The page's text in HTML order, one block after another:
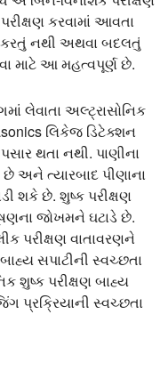
કરવામાં આવતા
નથી અથવા બદલતું
માટે આ મહત્વપૂર્ણ છે.
લેવાતા અલ્ટ્રાસોનિક
લિકેજ ડિટેક્શન
થતા નથી. પાણીના
છે અને ત્યારબાદ પીણાના
શકે છે. શુષ્ક પરીક્ષણ
જોખમને ઘટાડે છે.
પરીક્ષણ વાતાવરણને
સપાટીની સ્વચ્છતા
શુષ્ક પરીક્ષણ બાહ્ય
પ્રક્રિયાની સ્વચ્છતા